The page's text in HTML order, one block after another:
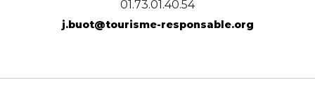
01.73.01.40.54
j.buot@tourisme-responsable.org